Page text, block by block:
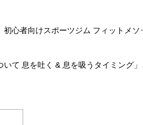
心者向けスポーツジム フィットメソ
て 息を吐く & 息を吸うタイミング